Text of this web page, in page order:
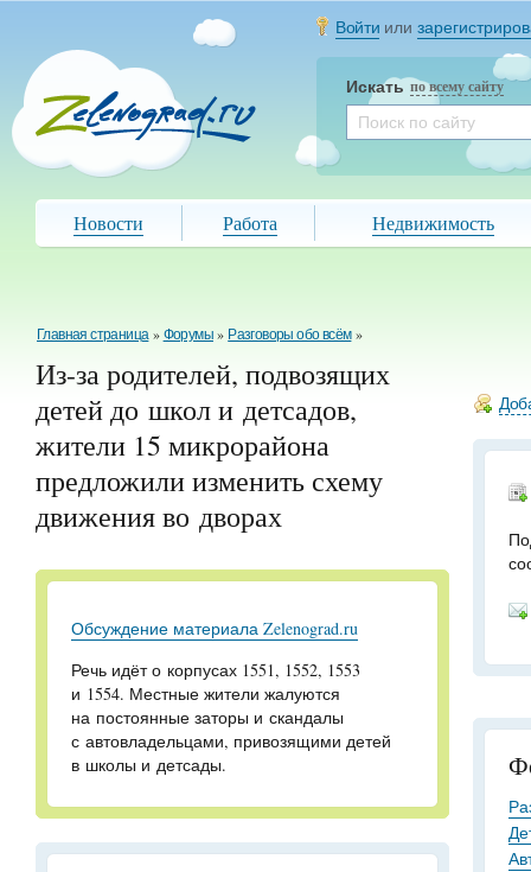
Войти или
Искать по всему сайту
Новости Работа Недвижимость
Главная страница »Форумы» Разговоры обо всём »
Из-за родителей, подвозящих
детей до школ и детсадов,
жители 15 микрорайона
предложили изменить схему
движения во дворах
Обсуждение материала Zelenograd.ru
Речь идёт о корпусах 1551, 1552, 1553
и 1554. Местные жители жалуются
на постоянные заторы и скандалы
с автовладельцами, привозящими детей
в школы и детсады.